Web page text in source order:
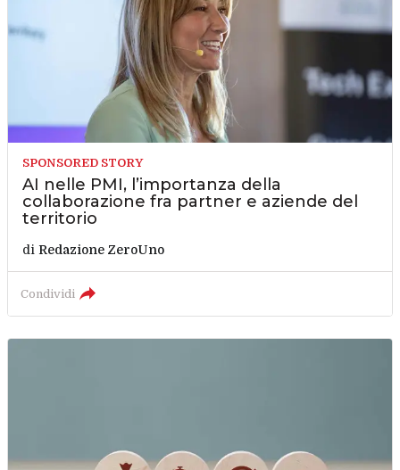
SPONSORED STORY
AI nelle PMI, l’importanza della
collaborazione fra partner e aziende del
territorio
di Redazione ZeroUno
Condividi